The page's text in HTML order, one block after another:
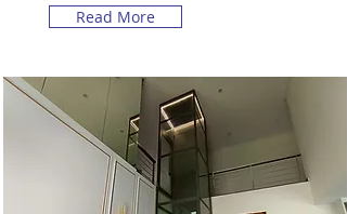
Read More